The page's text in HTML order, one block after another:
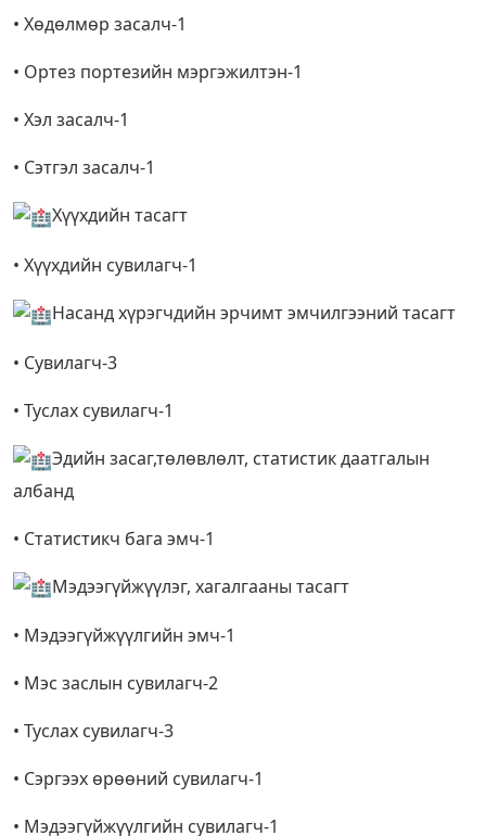
• Хөдөлмөр засалч-1
• Ортез портезийн мэргэжилтэн-1
• Хэл засалч-1
• Сэтгэл засалч-1
Хүүхдийн тасагт
• Хүүхдийн сувилагч-1
Насанд хүрэгчдийн эрчимт эмчилгээний тасагт
• Сувилагч-3
• Туслах сувилагч-1
Эдийн засаг,төлөвлөлт, статистик даатгалын
албанд
• Статистикч бага эмч-1
Мэдээгүйжүүлэг, хагалгааны тасагт
• Мэдээгүйжүүлгийн эмч-1
• Мэс заслын сувилагч-2
• Туслах сувилагч-3
• Сэргээх өрөөний сувилагч-1
• Мэдээгүйжүүлгийн сувилагч-1